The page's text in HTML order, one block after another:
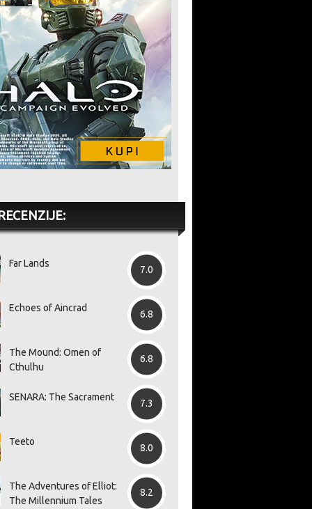
Far Lands
7.0
Echoes of Aincrad
6.8
The Mound: Omen of
Cthulhu
6.8
SENARA: The Sacrament
7.3
Teeto
8.0
The Adventures of Elliot:
The Millennium Tales
8.2